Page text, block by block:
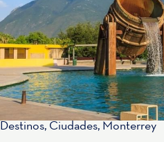
Destinos, Ciudades, Monterrey